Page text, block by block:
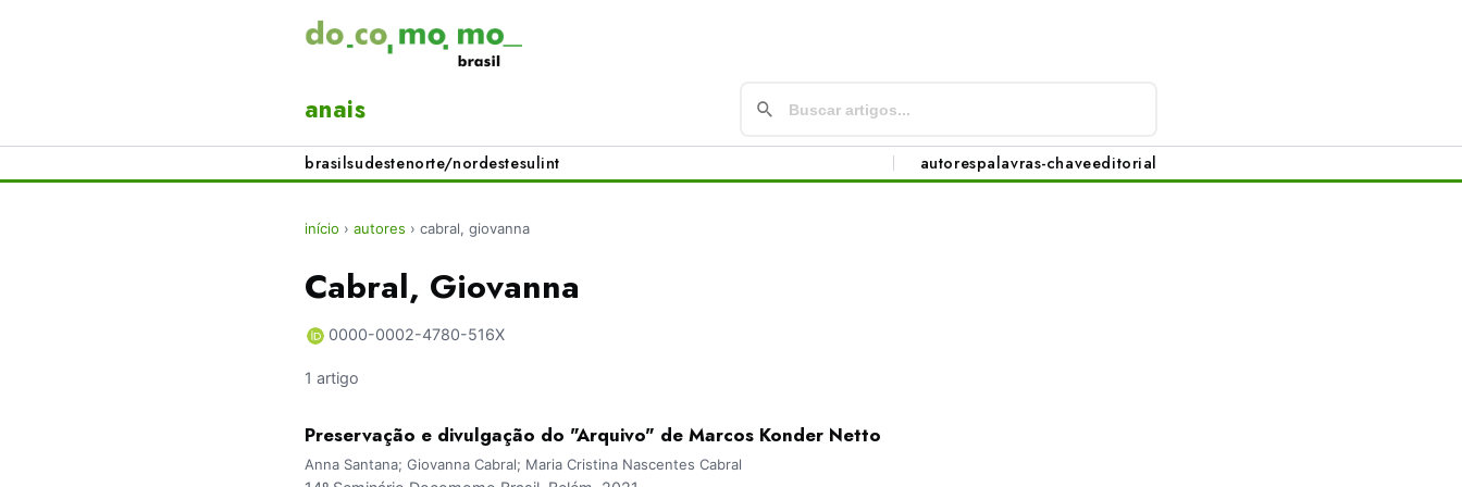
anais
brasilsudestenorte/nordestesulint autorespalavras-chaveeditorial
início › autores › cabral, giovanna
Cabral, Giovanna
0000-0002-4780-516X
1 artigo
Preservação e divulgação do "Arquivo" de Marcos Konder Netto
Anna Santana; Giovanna Cabral; Maria Cristina Nascentes Cabral